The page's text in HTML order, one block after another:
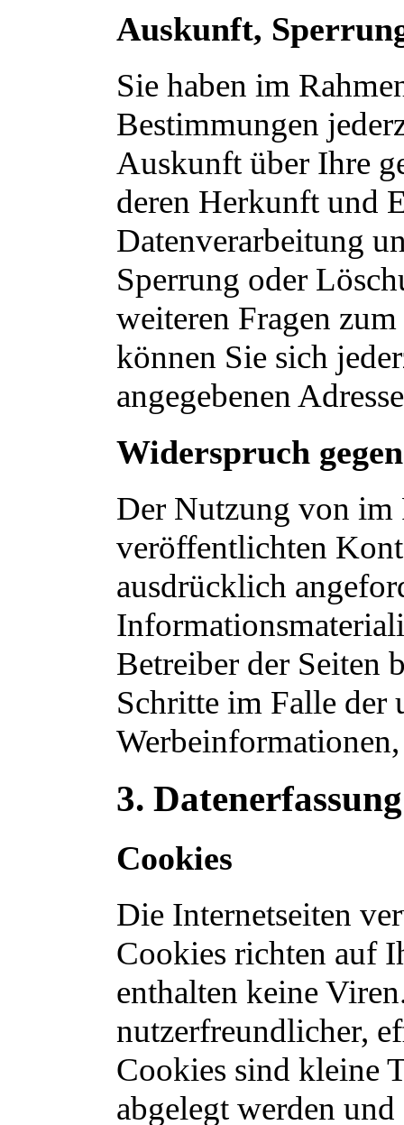
Auskunft,
Sie haben im
Bestimmungen
Auskunft über Ihre
deren Herkunft und
Datenverarbeitung
Sperrung oder
weiteren Fragen
können Sie sich
angegebenen
Widerspruch
Der Nutzung von im
veröffentlichten
ausdrücklich
Betreiber der Seiten
Schritte im Falle der
3.
Cookies
Die Internetseiten
Cookies richten auf
enthalten keine
nutzerfreundlicher,
Cookies sind kleine
abgelegt werden